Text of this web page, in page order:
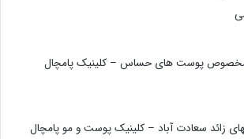
مخصوص پوست های حساس – کلینیک پامچال
زائد سعادت آباد – کلینیک پوست و مو پامچال